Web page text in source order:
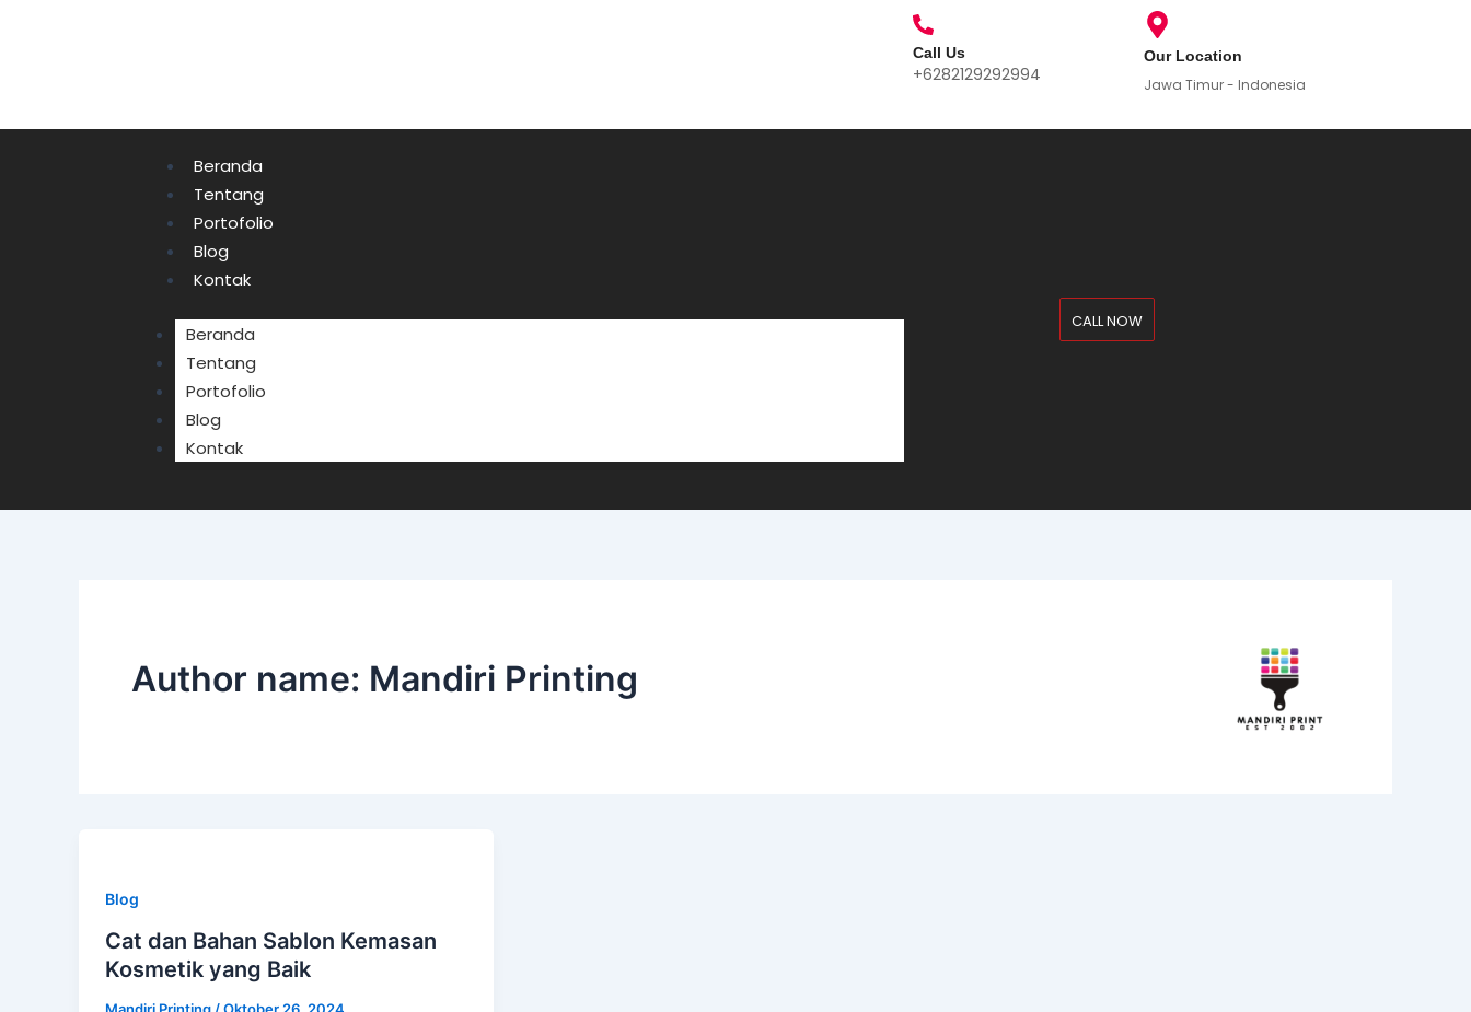
Call Us
+6282129292994
Our Location
Jawa Timur - Indonesia
Beranda
Tentang
Portofolio
Blog
Kontak
Beranda
Tentang
Portofolio
Blog
Kontak
CALL NOW
Author name: Mandiri Printing
Blog
Cat dan Bahan Sablon Kemasan
Kosmetik yang Baik
Mandiri Printing /Oktober 26, 2024